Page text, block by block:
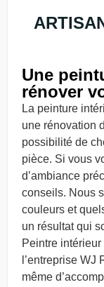
Une
rénover
La peinture
une rénovation
possibilité de
pièce. Si vous
d’ambiance
conseils. Nous
couleurs et
un résultat qui
Peintre
l’entreprise
même